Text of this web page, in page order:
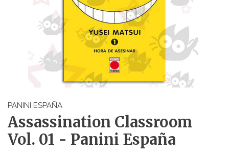
PANINI ESPAÑA
Assassination Classroom
Vol. 01 - Panini España